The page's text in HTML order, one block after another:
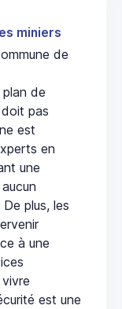
miniers
de
de
pas
est
en
une
plus, les
à une
est une